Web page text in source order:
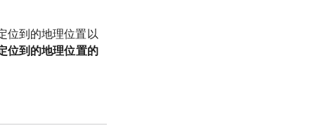
位到的地理位置以
位到的地理位置的